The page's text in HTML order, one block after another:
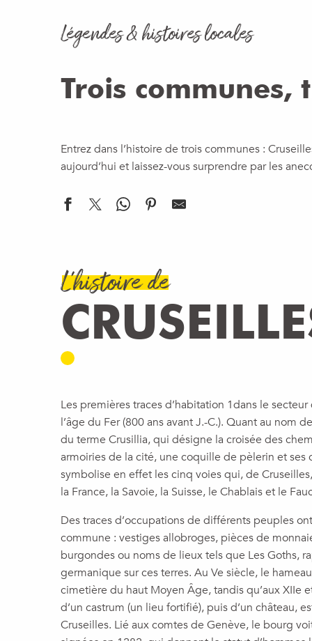
Légendes & histoires locales
Trois communes,
Entrez dans l’histoire de trois communes :
aujourd’hui et laissez-vous surprendre par les
L'histoire de
Les premières traces d’habitation 1dans le
l’âge du Fer (800 ans avant J.-C.). Quant au nom
du terme Crusillia, qui désigne la croisée des
armoiries de la cité, une coquille de pèlerin et ses
symbolise en effet les cinq voies qui, de
la France, la Savoie, la Suisse, le Chablais et le
Des traces d’occupations de différents peuples
commune : vestiges allobroges, pièces de
burgondes ou noms de lieux tels que Les Goths,
germanique sur ces terres. Au Ve siècle, le
cimetière du haut Moyen Âge, tandis qu’aux XIIe
d’un castrum (un lieu fortifié), puis d’un château,
Cruseilles. Lié aux comtes de Genève, le bourg